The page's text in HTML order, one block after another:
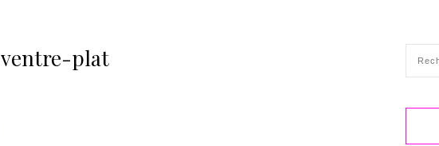
ventre-plat